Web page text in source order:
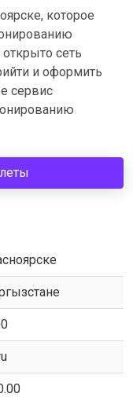
которое
сеть
и оформить
сервис